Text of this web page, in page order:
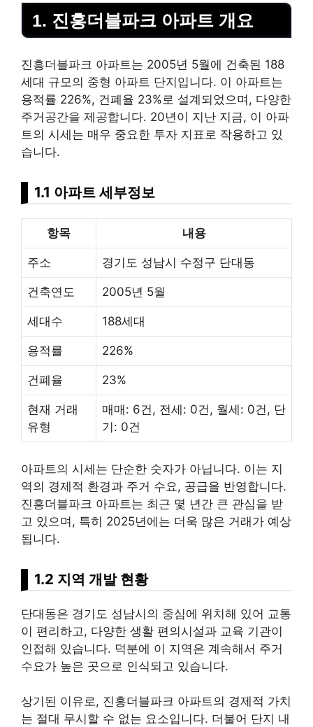
1. 진흥더블파크 아파트 개요
진흥더블파크 아파트는 2005년 5월에 건축된 188
세대 규모의 중형 아파트 단지입니다. 이 아파트는
용적률 226%, 건폐율 23%로 설계되었으며, 다양한
주거공간을 제공합니다. 20년이 지난 지금, 이 아파
트의 시세는 매우 중요한 투자 지표로 작용하고 있
습니다.
1.1 아파트 세부정보
항목 내용
주소 경기도 성남시 수정구 단대동
건축연도 2005년 5월
세대수 188세대
용적률 226%
건폐율 23%
현재 거래
유형
매매: 6건, 전세: 0건, 월세: 0건, 단
기: 0건
아파트의 시세는 단순한 숫자가 아닙니다. 이는 지
역의 경제적 환경과 주거 수요, 공급을 반영합니다.
진흥더블파크 아파트는 최근 몇 년간 큰 관심을 받
고 있으며, 특히 2025년에는 더욱 많은 거래가 예상
됩니다.
1.2 지역 개발 현황
단대동은 경기도 성남시의 중심에 위치해 있어 교통
이 편리하고, 다양한 생활 편의시설과 교육 기관이
인접해 있습니다. 덕분에 이 지역은 계속해서 주거
수요가 높은 곳으로 인식되고 있습니다.
상기된 이유로, 진흥더블파크 아파트의 경제적 가치
는 절대 무시할 수 없는 요소입니다. 더불어 단지 내